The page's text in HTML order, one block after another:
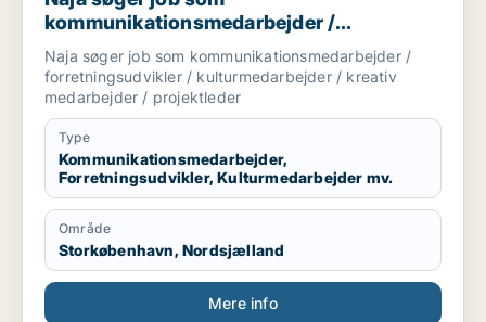
kommunikationsmedarbejder /
forretningsudvikler / kulturmedarbejder /
kreativ medarbejder / projektleder
Naja søger job som kommunikationsmedarbejder /
forretningsudvikler / kulturmedarbejder / kreativ
medarbejder / projektleder
Type
Kommunikationsmedarbejder,
Forretningsudvikler, Kulturmedarbejder mv.
Område
Storkøbenhavn, Nordsjælland
Mere info